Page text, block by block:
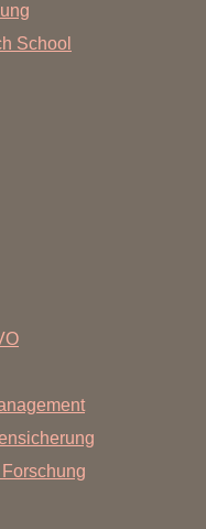
School